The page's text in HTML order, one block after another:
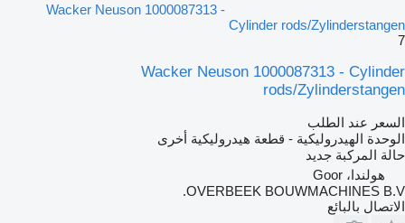
Wacker Neuson 1000087313 -
Cylinder rods/Zylinderstangen
7
Wacker Neuson 1000087313 - Cylinder
rods/Zylinderstangen
السعر عند الطلب
الوحدة الهيدروليكية - قطعة هيدروليكية أخرى
حالة المركبة جديد
هولندا، Goor
OVERBEEK BOUWMACHINES B.V.
الاتصال بالبائع